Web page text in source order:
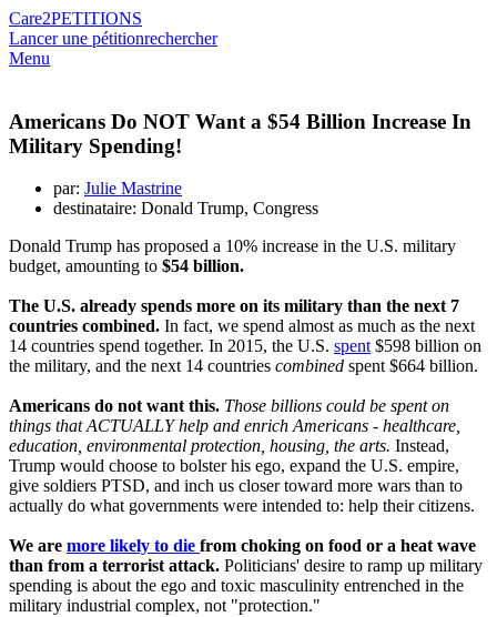
Care2PETITIONS
Lancer une pétitionrechercher
Menu
Americans Do NOT Want a $54 Billion Increase In
Military Spending!
par: Julie Mastrine
destinataire: Donald Trump, Congress
Donald Trump has proposed a 10% increase in the U.S. military
budget, amounting to $54 billion.
The U.S. already spends more on its military than the next 7
countries combined. In fact, we spend almost as much as the next
14 countries spend together. In 2015, the U.S. spent$598 billion on
the military, and the next 14 countries combined spent $664 billion.
Americans do not want this. Those billions could be spent on
things that ACTUALLY help and enrich Americans - healthcare,
education, environmental protection, housing, the arts. Instead,
Trump would choose to bolster his ego, expand the U.S. empire,
give soldiers PTSD, and inch us closer toward more wars than to
actually do what governments were intended to: help their citizens.
We are more likely to die from choking on food or a heat wave
than from a terrorist attack. Politicians' desire to ramp up military
spending is about the ego and toxic masculinity entrenched in the
military industrial complex, not "protection."